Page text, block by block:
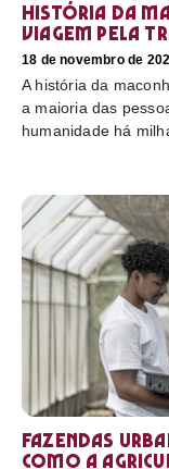
História da
viagem pela
18 de novembro de
A história da
a maioria das
humanidade há
Fazendas
como a